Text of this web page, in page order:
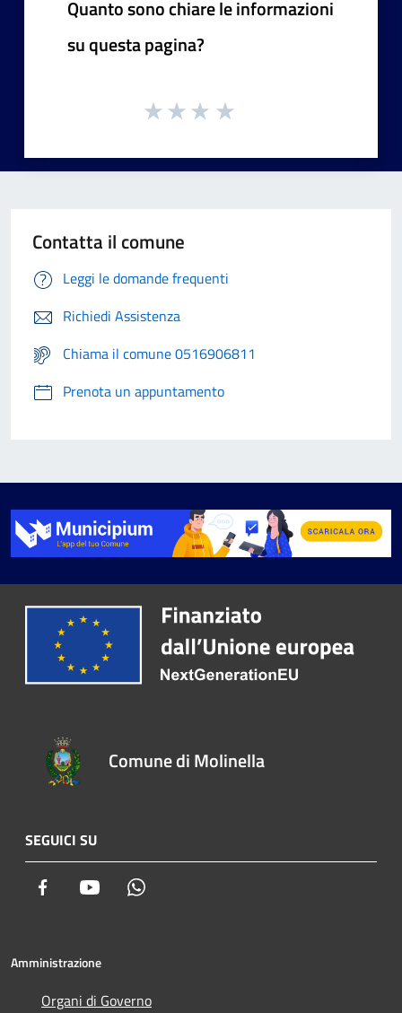
Quanto sono chiare le informazioni
su questa pagina?
Contatta il comune
Leggi le domande frequenti
Richiedi Assistenza
Chiama il comune 0516906811
Prenota un appuntamento
Comune di Molinella
SEGUICI SU
Facebook Youtube
Amministrazione
Organi di Governo